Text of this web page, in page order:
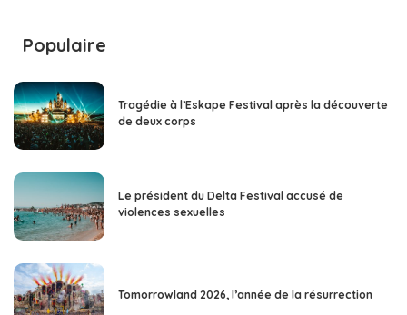
Populaire
Tragédie à l’Eskape Festival après la découverte
de deux corps
Le président du Delta Festival accusé de
violences sexuelles
Tomorrowland 2026, l’année de la résurrection